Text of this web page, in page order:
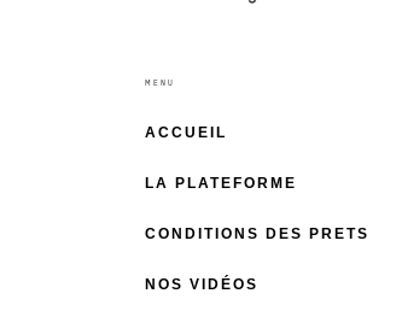
ACCUEIL
LA PLATEFORME
CONDITIONS DES PRETS
NOS VIDÉOS